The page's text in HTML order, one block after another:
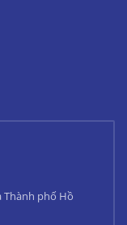
Thành phố Hồ